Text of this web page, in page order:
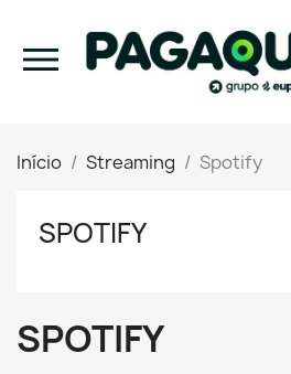
Início Streaming Spotify
SPOTIFY
SPOTIFY